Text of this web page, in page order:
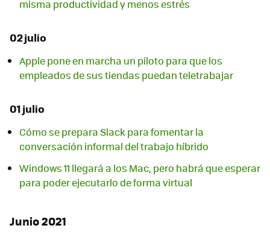
misma productividad y menos estrés
02 julio
Apple pone en marcha un piloto para que los
empleados de sus tiendas puedan teletrabajar
01 julio
Cómo se prepara Slack para fomentar la
conversación informal del trabajo híbrido
Windows 11 llegará a los Mac, pero habrá que esperar
para poder ejecutarlo de forma virtual
Junio 2021